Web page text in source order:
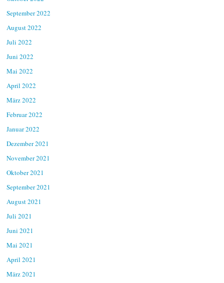
September 2022
August 2022
Juli 2022
Juni 2022
Mai 2022
April 2022
März 2022
Februar 2022
Januar 2022
Dezember 2021
November 2021
Oktober 2021
September 2021
August 2021
Juli 2021
Juni 2021
Mai 2021
April 2021
März 2021